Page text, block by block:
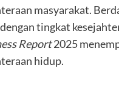
masyarakat.
tingkat
Report2025
hidup.